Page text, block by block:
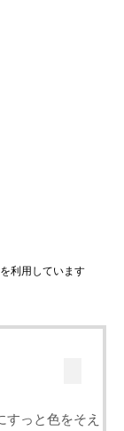
利用しています
すっと色をそえ